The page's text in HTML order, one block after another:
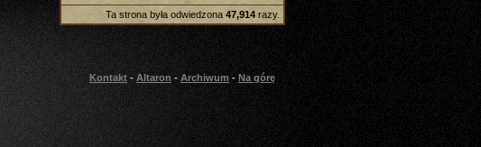
Ta strona była odwiedzona 47,914razy.
Kontakt - Altaron - Archiwum - Na górę